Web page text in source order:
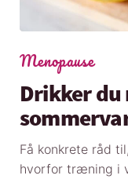
Menopause
Drikker du
Få konkrete råd
hvorfor træning i